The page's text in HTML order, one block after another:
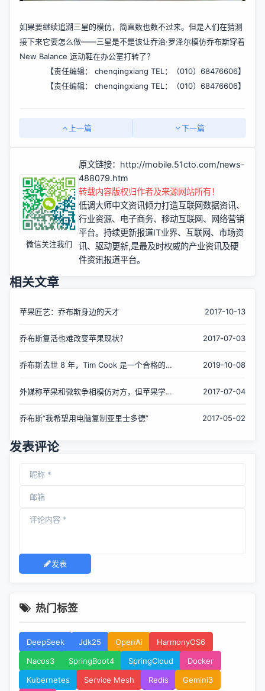
如果要继续追溯三星的模仿，简直数也数不过来。但是人们在猜测
接下来它要怎么做——三星是不是该让乔治·罗泽尔模仿乔布斯穿着
New Balance 运动鞋在办公室打转了？
【责任编辑： chenqingxiang TEL：（010）68476606】
【责任编辑： chenqingxiang TEL：（010）68476606】
上一篇 下一篇
微信关注我们
原文链接： http://mobile.51cto.com/news-
488079.htm
转载内容版权归作者及来源网站所有！
低调大师中文资讯倾力打造互联网数据资讯、
行业资源、电子商务、移动互联网、网络营销
平台。持续更新报道IT业界、互联网、市场资
讯、驱动更新,是最及时权威的产业资讯及硬
件资讯报道平台。
相关文章
苹果匠艺：乔布斯身边的天才 2017-10-13
乔布斯复活也难改变苹果现状？ 2017-07-03
乔布斯去世 8 年，Tim Cook 是一个合格的苹
2019-10-08
外媒称苹果和微软争相模仿对方，但苹果学得
2017-07-04
乔布斯“我希望用电脑复制亚里士多德” 2017-05-02
发表评论
发表
热门标签
DeepSeek Jdk25 OpenAi
HarmonyOS6
Nacos3
SpringBoot4 SpringCloud
Docker
Kubernetes
Service Mesh Redis Gemini3